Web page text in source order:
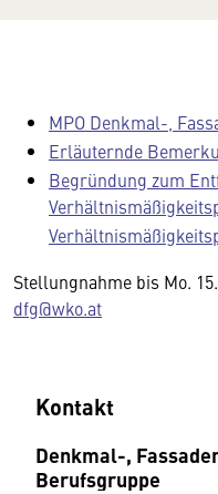
MPO Denkmal-,
Erläuternde
Begründung zum
Stellungnahme bis Mo.
dfg@wko.at
Kontakt
Denkmal-,
Berufsgruppe